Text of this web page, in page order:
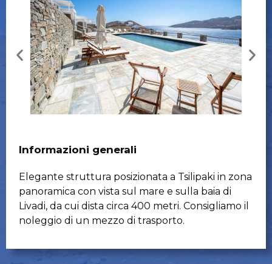
Informazioni generali
Elegante struttura posizionata a Tsilipaki in zona
panoramica con vista sul mare e sulla baia di
Livadi, da cui dista circa 400 metri. Consigliamo il
noleggio di un mezzo di trasporto.